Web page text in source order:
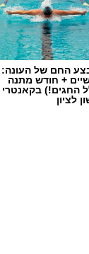
החם של העונה:
+ חודש מתנה
החגים!) בקאנטרי
לציון